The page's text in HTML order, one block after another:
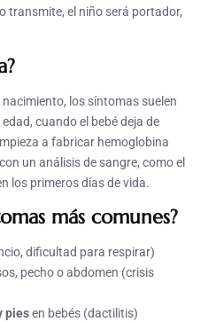
transmite, el niño será portador,
los síntomas suelen
cuando el bebé deja de
a fabricar hemoglobina
un análisis de sangre, como el
los primeros días de vida.
más comunes?
dificultad para respirar)
pecho o abdomen (crisis
piesen bebés (dactilitis)